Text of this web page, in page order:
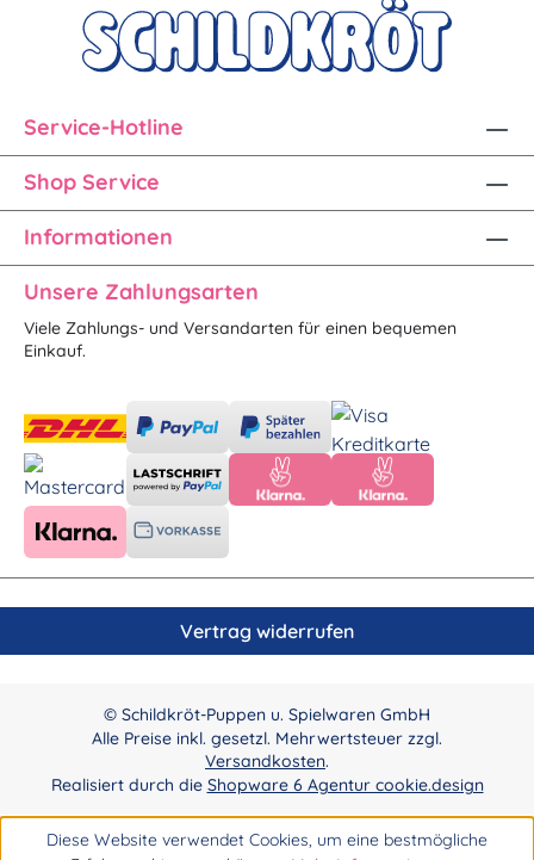
Service-Hotline
Shop Service
Informationen
Unsere Zahlungsarten
Viele Zahlungs- und Versandarten für einen bequemen
Einkauf.
Vertrag widerrufen
© Schildkröt-Puppen u. Spielwaren GmbH
Alle Preise inkl. gesetzl. Mehrwertsteuer zzgl.
Versandkosten.
Realisiert durch die Shopware 6 Agentur cookie.design
Diese Website verwendet Cookies, um eine bestmögliche